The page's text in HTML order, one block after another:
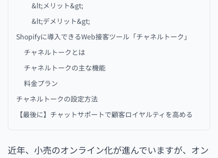
&lt;メリット&gt;
&lt;デメリット&gt;
Shopifyに導入できるWeb接客ツール「チャネルトーク」
チャネルトークとは
チャネルトークの主な機能
料金プラン
チャネルトークの設定方法
【最後に】チャットサポートで顧客ロイヤルティを高める
近年、小売のオンライン化が進んでいますが、オン